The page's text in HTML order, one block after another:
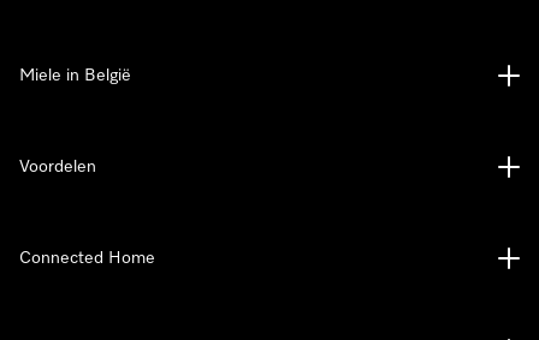
Miele in België
Voordelen
Connected Home